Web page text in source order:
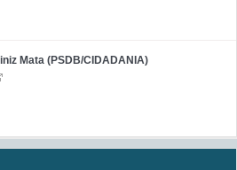
Mata (PSDB/CIDADANIA)